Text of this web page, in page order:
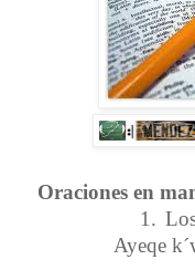
Oraciones en
1.
Ayeqe